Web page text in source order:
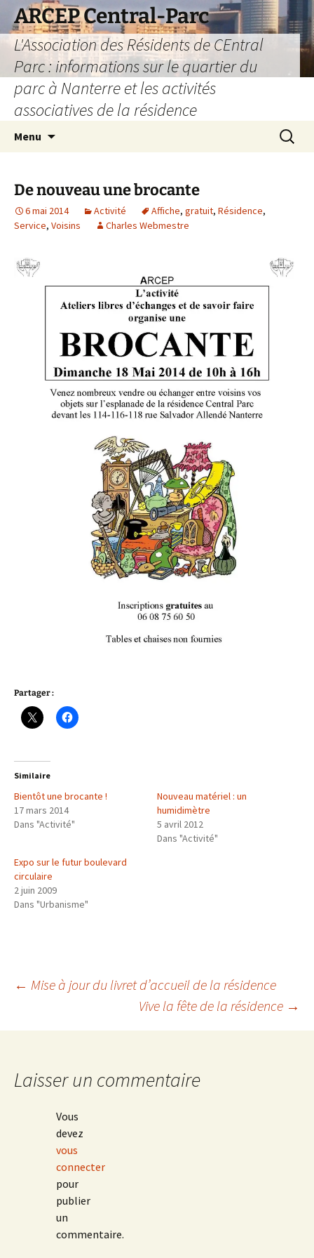
Aller
contenu
ARCEP Central-Parc
L'Association des Résidents de CEntral
Parc : informations sur le quartier du
parc à Nanterre et les activités
associatives de la résidence
Menu
De nouveau une brocante
6 mai 2014 Activité Affiche, gratuit, Résidence,
Service, Voisins Charles Webmestre
Partager :
Similaire
Bientôt une brocante !
17 mars 2014
Dans "Activité"
Nouveau matériel : un
humidimètre
5 avril 2012
Dans "Activité"
Expo sur le futur boulevard
circulaire
2 juin 2009
Dans "Urbanisme"
Navigation
des
articles
← Mise à jour du livret d’accueil de la résidence
Vive la fête de la résidence →
Laisser un commentaire
Vous
devez
vous
connecter
pour
publier
un
commentaire.